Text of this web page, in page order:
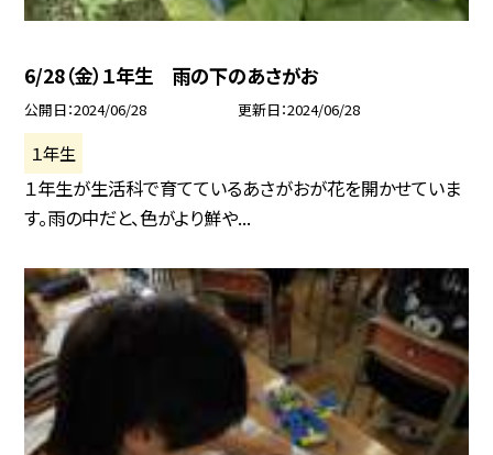
6/28（金）１年生 雨の下のあさがお
公開日 2024/06/28 更新日 2024/06/28
１年生
１年生が生活科で育てているあさがおが花を開かせていま
す。雨の中だと、色がより鮮や...